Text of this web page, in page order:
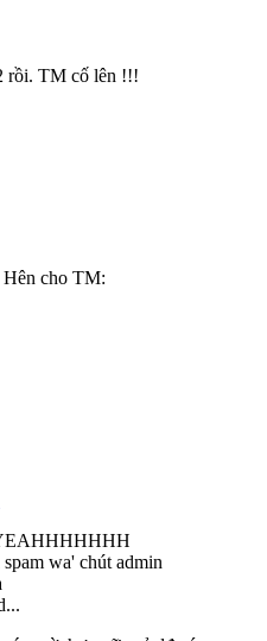
rồi. TM cố lên !!!
Hên cho TM:
wa' chút admin